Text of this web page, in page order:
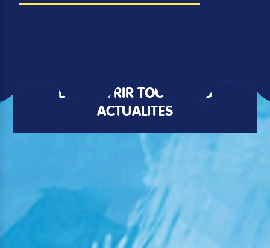
DÉCOUVRIR TOUTES LES
ACTUALITÉS